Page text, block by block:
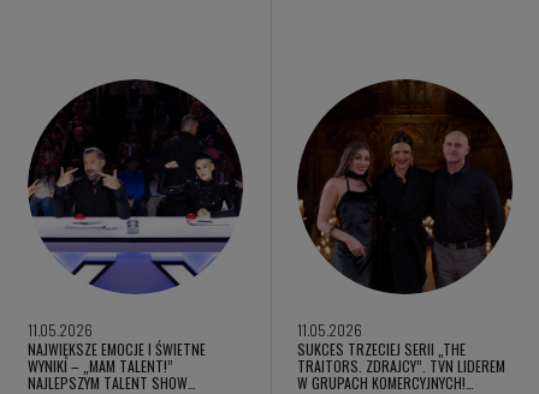
11.05.2026
NAJWIĘKSZE EMOCJE I ŚWIETNE
WYNIKI – „MAM TALENT!”
NAJLEPSZYM TALENT SHOW…
11.05.2026
SUKCES TRZECIEJ SERII „THE
TRAITORS. ZDRAJCY”. TVN LIDEREM
W GRUPACH KOMERCYJNYCH!…